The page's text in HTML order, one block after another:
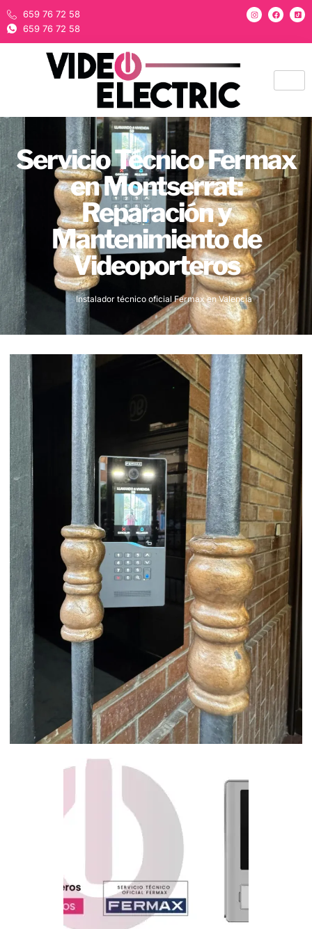
659 76 72 58
659 76 72 58
Servicio Técnico Fermax
en Montserrat:
Reparación y
Mantenimiento de
Videoporteros
Instalador técnico oficial Fermax en Valencia